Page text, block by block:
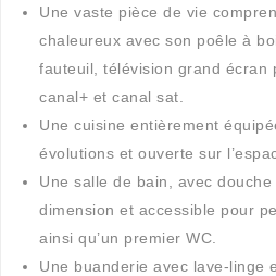
Une vaste pièce de vie
chaleureux avec son poêle à
fauteuil, télévision grand écran
canal+ et canal sat.
Une cuisine entièrement
évolutions et ouverte sur
Une salle de bain, avec
dimension et accessible pour
ainsi qu’un premier WC.
Une buanderie avec lave-linge